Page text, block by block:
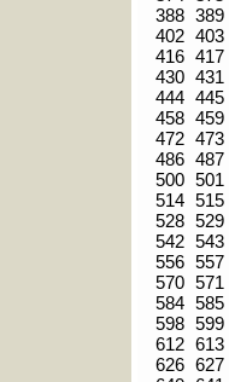
388 389
402 403
416 417
430 431
444 445
458 459
472 473
486 487
500 501
514 515
528 529
542 543
556 557
570 571
584 585
598 599
612 613
626 627